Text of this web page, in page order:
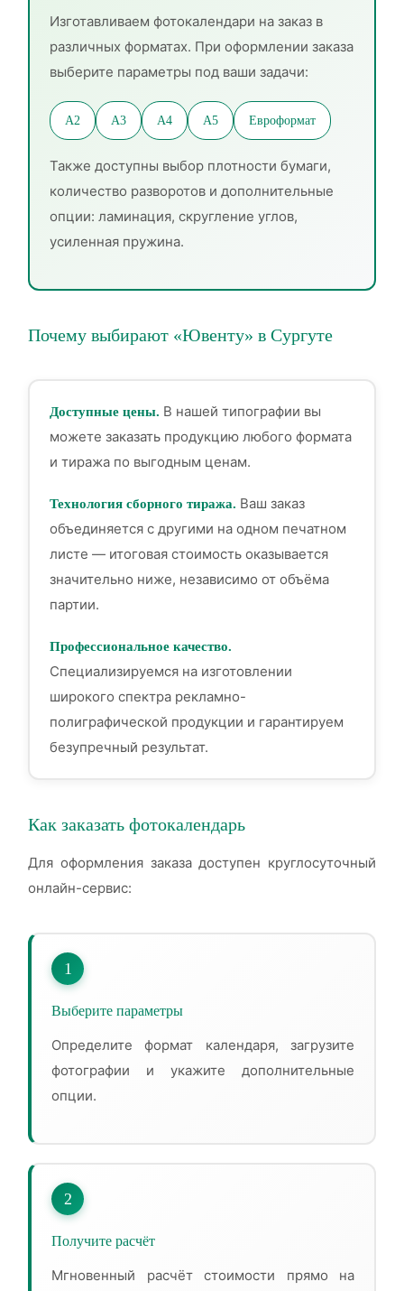
Изготавливаем фотокалендари на заказ в
различных форматах. При оформлении заказа
выберите параметры под ваши задачи:
А2 А3 А4 А5 Евроформат
Также доступны выбор плотности бумаги,
количество разворотов и дополнительные
опции: ламинация, скругление углов,
усиленная пружина.
Почему выбирают «Ювенту» в Сургуте
Доступные цены. В нашей типографии вы
можете заказать продукцию любого формата
и тиража по выгодным ценам.
Технология сборного тиража. Ваш заказ
объединяется с другими на одном печатном
листе — итоговая стоимость оказывается
значительно ниже, независимо от объёма
партии.
Профессиональное качество.
Специализируемся на изготовлении
широкого спектра рекламно-
полиграфической продукции и гарантируем
безупречный результат.
Как заказать фотокалендарь
Для оформления заказа доступен круглосуточный
онлайн-сервис:
1
Выберите параметры
Определите формат календаря, загрузите
фотографии и укажите дополнительные
опции.
2
Получите расчёт
Мгновенный расчёт стоимости прямо на